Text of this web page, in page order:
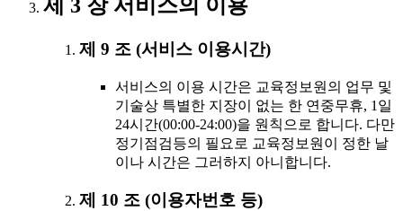
제 3 장 서비스의 이용
제 9 조 (서비스 이용시간)
서비스의 이용 시간은 교육정보원의 업무 및
기술상 특별한 지장이 없는 한 연중무휴, 1일
24시간(00:00-24:00)을 원칙으로 합니다. 다만
정기점검등의 필요로 교육정보원이 정한 날
이나 시간은 그러하지 아니합니다.
제 10 조 (이용자번호 등)